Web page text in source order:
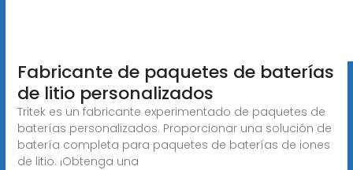
Fabricante de paquetes de baterías
de litio personalizados
Tritek es un fabricante experimentado de paquetes de
baterías personalizados. Proporcionar una solución de
batería completa para paquetes de baterías de iones
de litio. ¡Obtenga una